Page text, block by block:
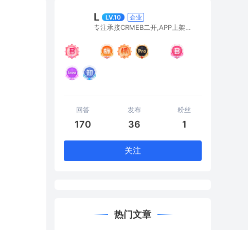
L LV.10 企业
专注承接CRMEB二开,APP上架，如有需要可点头像加微信
回答
170
发布
36
粉丝
1
关注
热门文章